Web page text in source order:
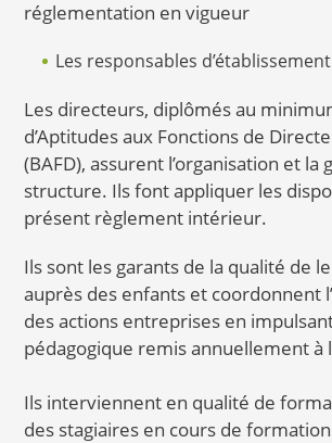
réglementation en vigueur
Les responsables d’établissement
Les directeurs, diplômés au
d’Aptitudes aux Fonctions de
(BAFD), assurent l’organisation et la
structure. Ils font appliquer les
présent règlement intérieur.
Ils sont les garants de la qualité de
auprès des enfants et coordonnent
des actions entreprises en
pédagogique remis annuellement à
Ils interviennent en qualité de
des stagiaires en cours de